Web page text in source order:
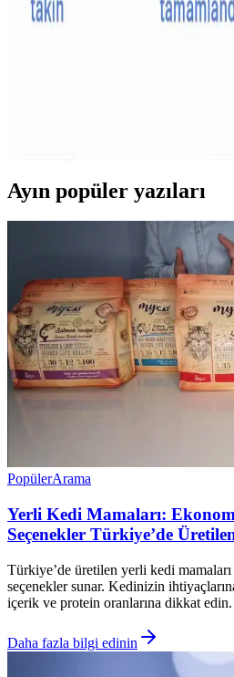
tercih edilmelidir.
Ayın popüler yazıları
PopülerArama
Yerli Kedi Mamaları:
Seçenekler Türkiye’de
Türkiye’de üretilen yerli kedi
seçenekler sunar. Kedinizin
içerik ve protein oranlarına dikkat edin.
Daha fazla bilgi edinin